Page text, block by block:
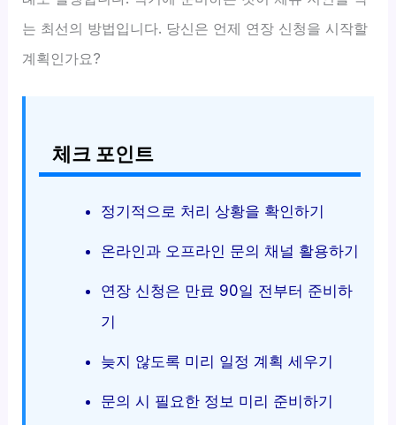
는 최선의 방법입니다. 당신은 언제 연장 신청을 시작할
계획인가요?
체크 포인트
정기적으로 처리 상황을 확인하기
온라인과 오프라인 문의 채널 활용하기
연장 신청은 만료 90일 전부터 준비하
기
늦지 않도록 미리 일정 계획 세우기
문의 시 필요한 정보 미리 준비하기